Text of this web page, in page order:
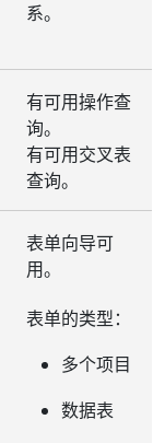
系。
有可用操作查
询。
有可用交叉表
查询。
表单向导可
用。
表单的类型：
多个项目
数据表